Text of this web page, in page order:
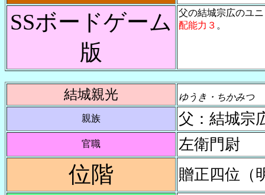
SSボードゲーム
版
父の結城宗広のユ
配能力３ 。
結城親光 ゆうき・ちかみつ
親族 父：結城
官職 左衛門尉
位階 贈正四位（